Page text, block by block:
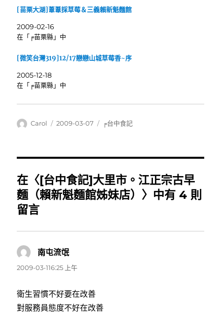
[苗栗大湖]葦葦採草莓＆三義賴新魁麵館
2009-02-16
在「╒苗栗縣」中
[微笑台灣319]12/17戀戀山城草莓香~序
2005-12-18
在「╒苗栗縣」中
作
Carol
發
2009-03-07
分
╒台中食記
在〈[台中食記]大里市。江正宗古早
麵（賴新魁麵館姊妹店）〉中有 4 則
留言
南屯流氓
示:
2009-03-116:25 上午
衛生習慣不好要在改善
對服務員態度不好在改善